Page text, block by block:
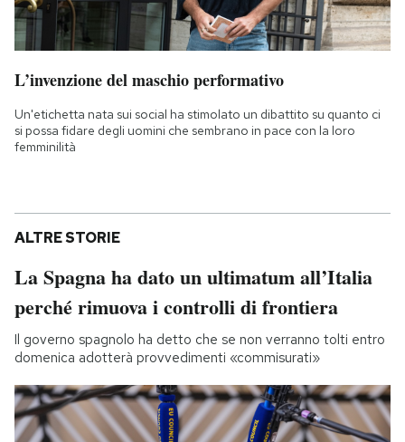
L’invenzione del maschio performativo
Un'etichetta nata sui social ha stimolato un dibattito su quanto ci
si possa fidare degli uomini che sembrano in pace con la loro
femminilità
ALTRE STORIE
La Spagna ha dato un ultimatum all’Italia
perché rimuova i controlli di frontiera
Il governo spagnolo ha detto che se non verranno tolti entro
domenica adotterà provvedimenti «commisurati»